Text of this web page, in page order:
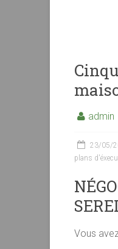
admin
23/05/
plans
Vous